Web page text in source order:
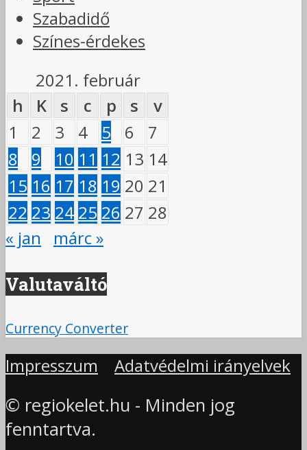
Szabadidő
Színes-érdekes
2021. február
h
K s c p s
v
1
2 3 4 5 6
7
8
9 10 11 12 13 14
15 16 17 18 19 20 21
22 23 24 25 26 27 28
« jan
márc »
Valutaváltó
Currency Converter
Impresszum Adatvédelmi irányelvek
© regiokelet.hu - Minden jog
fenntartva.